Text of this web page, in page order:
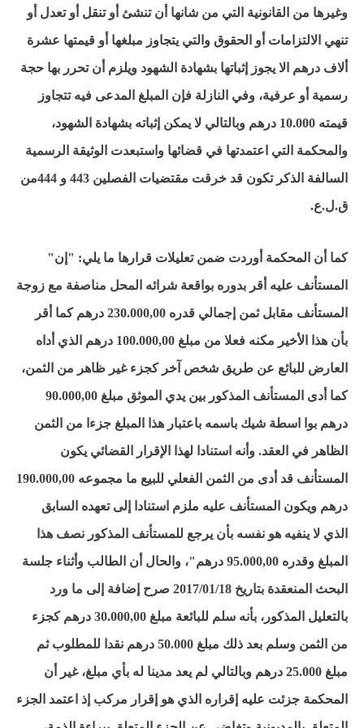
وغيرها من القانونية التي من شانها أن تنشئ أو تنقل أو تعدل أو
تنهي الالتزامات أو الحقوق والتي يتجاوز مبلغها أو قيمتها عشرة
ألاف درهم الا يجوز إثباتها بشهادة الشهود ويلزم أن تحرر بها حجة
رسمية أو عرفية، وفي النازلة فإن المبلغ المدعى فيه تتجاوز
قيمته 10.000 درهم وبالتالي لا يمكن إثباته بشهادة الشهود،
والمحكمة التي اعتمدتها في قضائها واستبعدت الوثيقة الرسمية
السالفة الذكر تكون قد خرقت مقتضيات الفصلين 443 و 444من
ق.ل.ع.
كما أن المحكمة أوردت ضمن تعليلات قرارها ما يلي: "إن"
المستأنف عليه أقر بدوره بواقعة شرائه المحل مناصفة مع زوجة
المستأنف مقابل ثمن إجمالي قدره 230.000,00 درهم كما أقر
بأن هذا الأخير مكنه فعلا من مبلغ 100.000,00 درهم الذي أداه
العارض للبائع عن طريق شخص آخر كجزء غير ظاهر من الثمن،
كما أدى المستأنف المذكور بين يدي الموثق مبلغ 90.000,00
درهم بوا اسطة شيك باسمه باعتبار هذا المبلغ جزءا من الثمن
الظاهر في العقد. وأنه استنادا لهذا الإقرار القضائي يكون
المستأنف قد أدى من الثمن الفعلي للبيع ما مجموعه 190.000,00
درهم ويكون المستأنف عليه ملزم استنادا إلى تعهده السابق
الذي لا ينفيه هو نفسه بأن يرجع للمستأنف المذكور نصف هذا
المبلغ وقدره 95.000,00 درهم"، والحال أن الطالب وأثناء جلسة
البحث المنعقدة بتاريخ 2017/01/18 صرح إضافة إلى ما ورد
بالتعليل المذكور، بأنه سلم للبائعة مبلغ 30.000,00 درهم كجزء
من الثمن وسلم بعد ذلك مبلغ 50.000 درهم نقدا للمطلوب ثم
مبلغ 25.000 درهم وبالتالي لم يعد مدينا له بأي مبلغ، غير أن
المحكمة جزئت عليه إقراره الذي هو إقرار مركب إذ اعتمد الجزء